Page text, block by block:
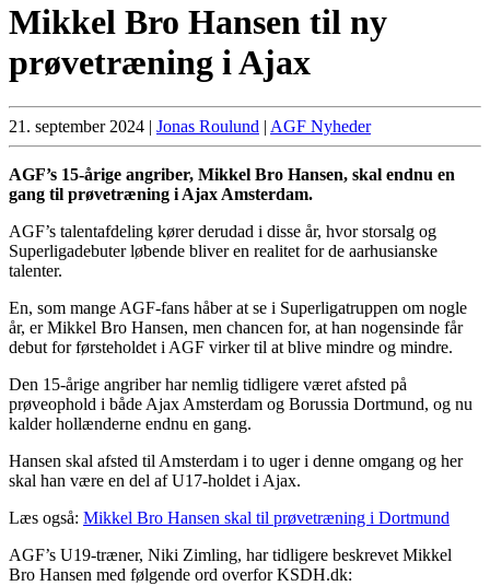
Mikkel Bro Hansen til ny
prøvetræning i Ajax
21. september 2024 | Jonas Roulund | AGF Nyheder
AGF’s 15-årige angriber, Mikkel Bro Hansen, skal endnu en
gang til prøvetræning i Ajax Amsterdam.
AGF’s talentafdeling kører derudad i disse år, hvor storsalg og
Superligadebuter løbende bliver en realitet for de aarhusianske
talenter.
En, som mange AGF-fans håber at se i Superligatruppen om nogle
år, er Mikkel Bro Hansen, men chancen for, at han nogensinde får
debut for førsteholdet i AGF virker til at blive mindre og mindre.
Den 15-årige angriber har nemlig tidligere været afsted på
prøveophold i både Ajax Amsterdam og Borussia Dortmund, og nu
kalder hollænderne endnu en gang.
Hansen skal afsted til Amsterdam i to uger i denne omgang og her
skal han være en del af U17-holdet i Ajax.
Læs også: Mikkel Bro Hansen skal til prøvetræning i Dortmund
AGF’s U19-træner, Niki Zimling, har tidligere beskrevet Mikkel
Bro Hansen med følgende ord overfor KSDH.dk: